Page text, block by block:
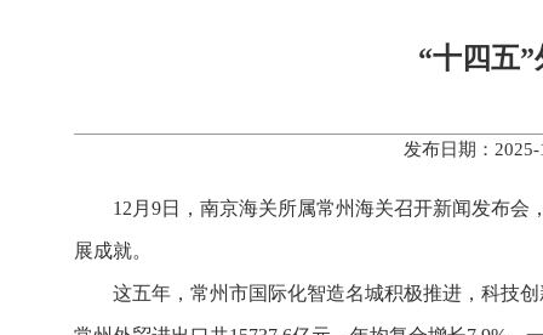
“十四五
发布日期：
12月9日，南京海关所属常州海关召开新闻发布会
展成就。
这五年，常州市国际化智造名城积极推进，科技